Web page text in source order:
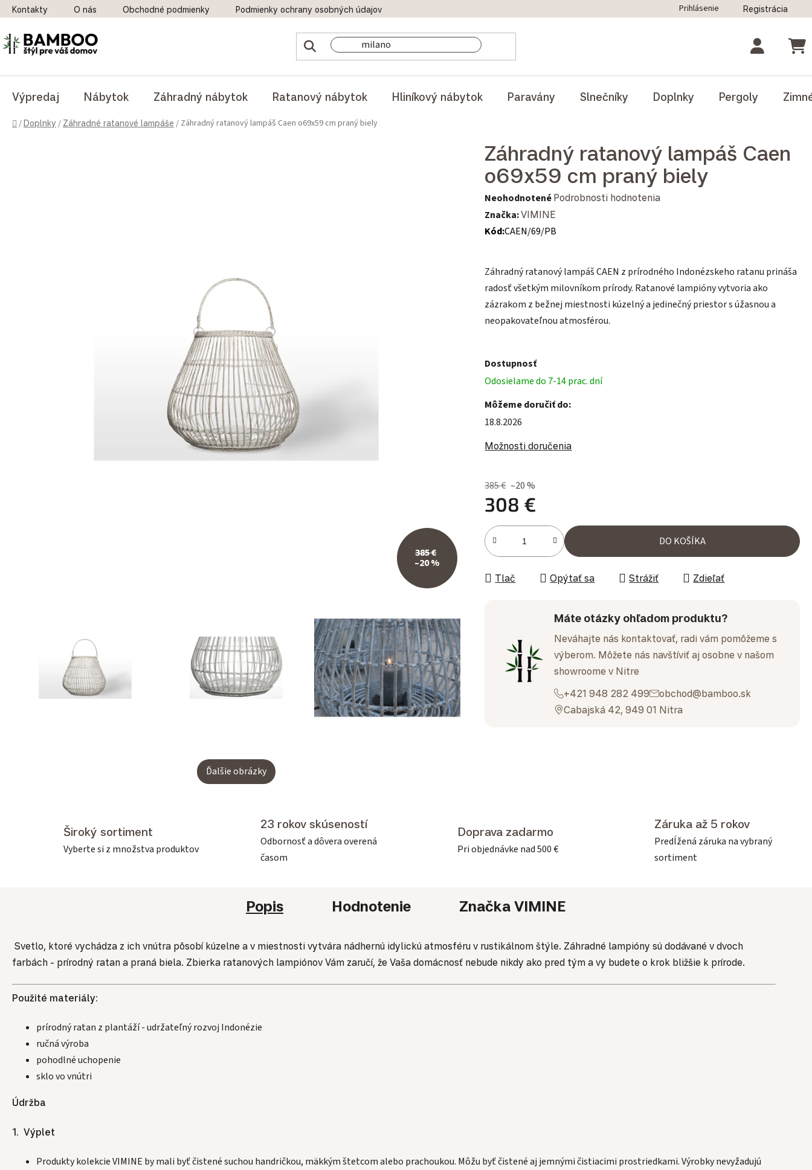
Prejsť na obsah
Kontakty O nás Obchodné podmienky Podmienky ochrany osobných údajov Odstúpenie od zmluvy
Prihlásenie Registrácia
Výpredaj Nábytok Záhradný nábytok Ratanový nábytok Hliníkový nábytok Paravány Slnečníky Doplnky Pergoly
Domov
/Doplnky / Záhradné ratanové lampáše / Záhradný ratanový lampáš Caen o69x59 cm praný biely
Záhradný ratanový lampáš Caen
o69x59 cm praný biely
Priemerné hodnotenie produktu je 0,0 z 5 hviezdičiek.
Neohodnotené Podrobnosti hodnotenia
Značka:VIMINE
Kód:CAEN/69/PB
Záhradný ratanový lampáš CAEN z prírodného Indonézskeho ratanu prináša
radosť všetkým milovníkom prírody. Ratanové lampióny vytvoria ako
zázrakom z bežnej miestnosti kúzelný a jedinečný priestor s úžasnou a
neopakovateľnou atmosférou.
Dostupnosť
Odosielame do 7-14 prac. dní
Môžeme doručiť do:
18.8.2026
Možnosti doručenia
385 € –20 %
308 €
Jednotková cena:
DO KOŠÍKA
Tlač Opýtať sa Strážiť Zdieľať
Máte otázky ohľadom produktu?
Neváhajte nás kontaktovať, radi vám pomôžeme s
výberom. Môžete nás navštíviť aj osobne v našom
showroome v Nitre
+421 948 282 499
obchod@bamboo.sk
Cabajská 42, 949 01 Nitra
385 €
–20 %
Ďalšie obrázky
Široký sortiment
Vyberte si z množstva produktov
23 rokov skúseností
Odbornosť a dôvera overená
časom
Doprava zadarmo
Pri objednávke nad 500 €
Záruka až 5 rokov
Predĺžená záruka na vybraný
sortiment
Popis Hodnotenie Značka VIMINE
Svetlo, ktoré vychádza z ich vnútra pôsobí kúzelne a v miestnosti vytvára nádhernú idylickú atmosféru v rustikálnom štýle. Záhradné lampióny sú dodávané v dvoch
farbách - prírodný ratan a praná biela. Zbierka ratanových lampiónov Vám zaručí, že Vaša domácnosť nebude nikdy ako pred tým a vy budete o krok bližšie k prírode.
Použité materiály:
prírodný ratan z plantáží - udržateľný rozvoj Indonézie
ručná výroba
pohodlné uchopenie
sklo vo vnútri
Údržba
1. Výplet
Produkty kolekcie VIMINE by mali byť čistené suchou handričkou, mäkkým štetcom alebo prachoukou. Môžu byť čistené aj jemnými čistiacimi prostriedkami. Výrobky nevyžadujú